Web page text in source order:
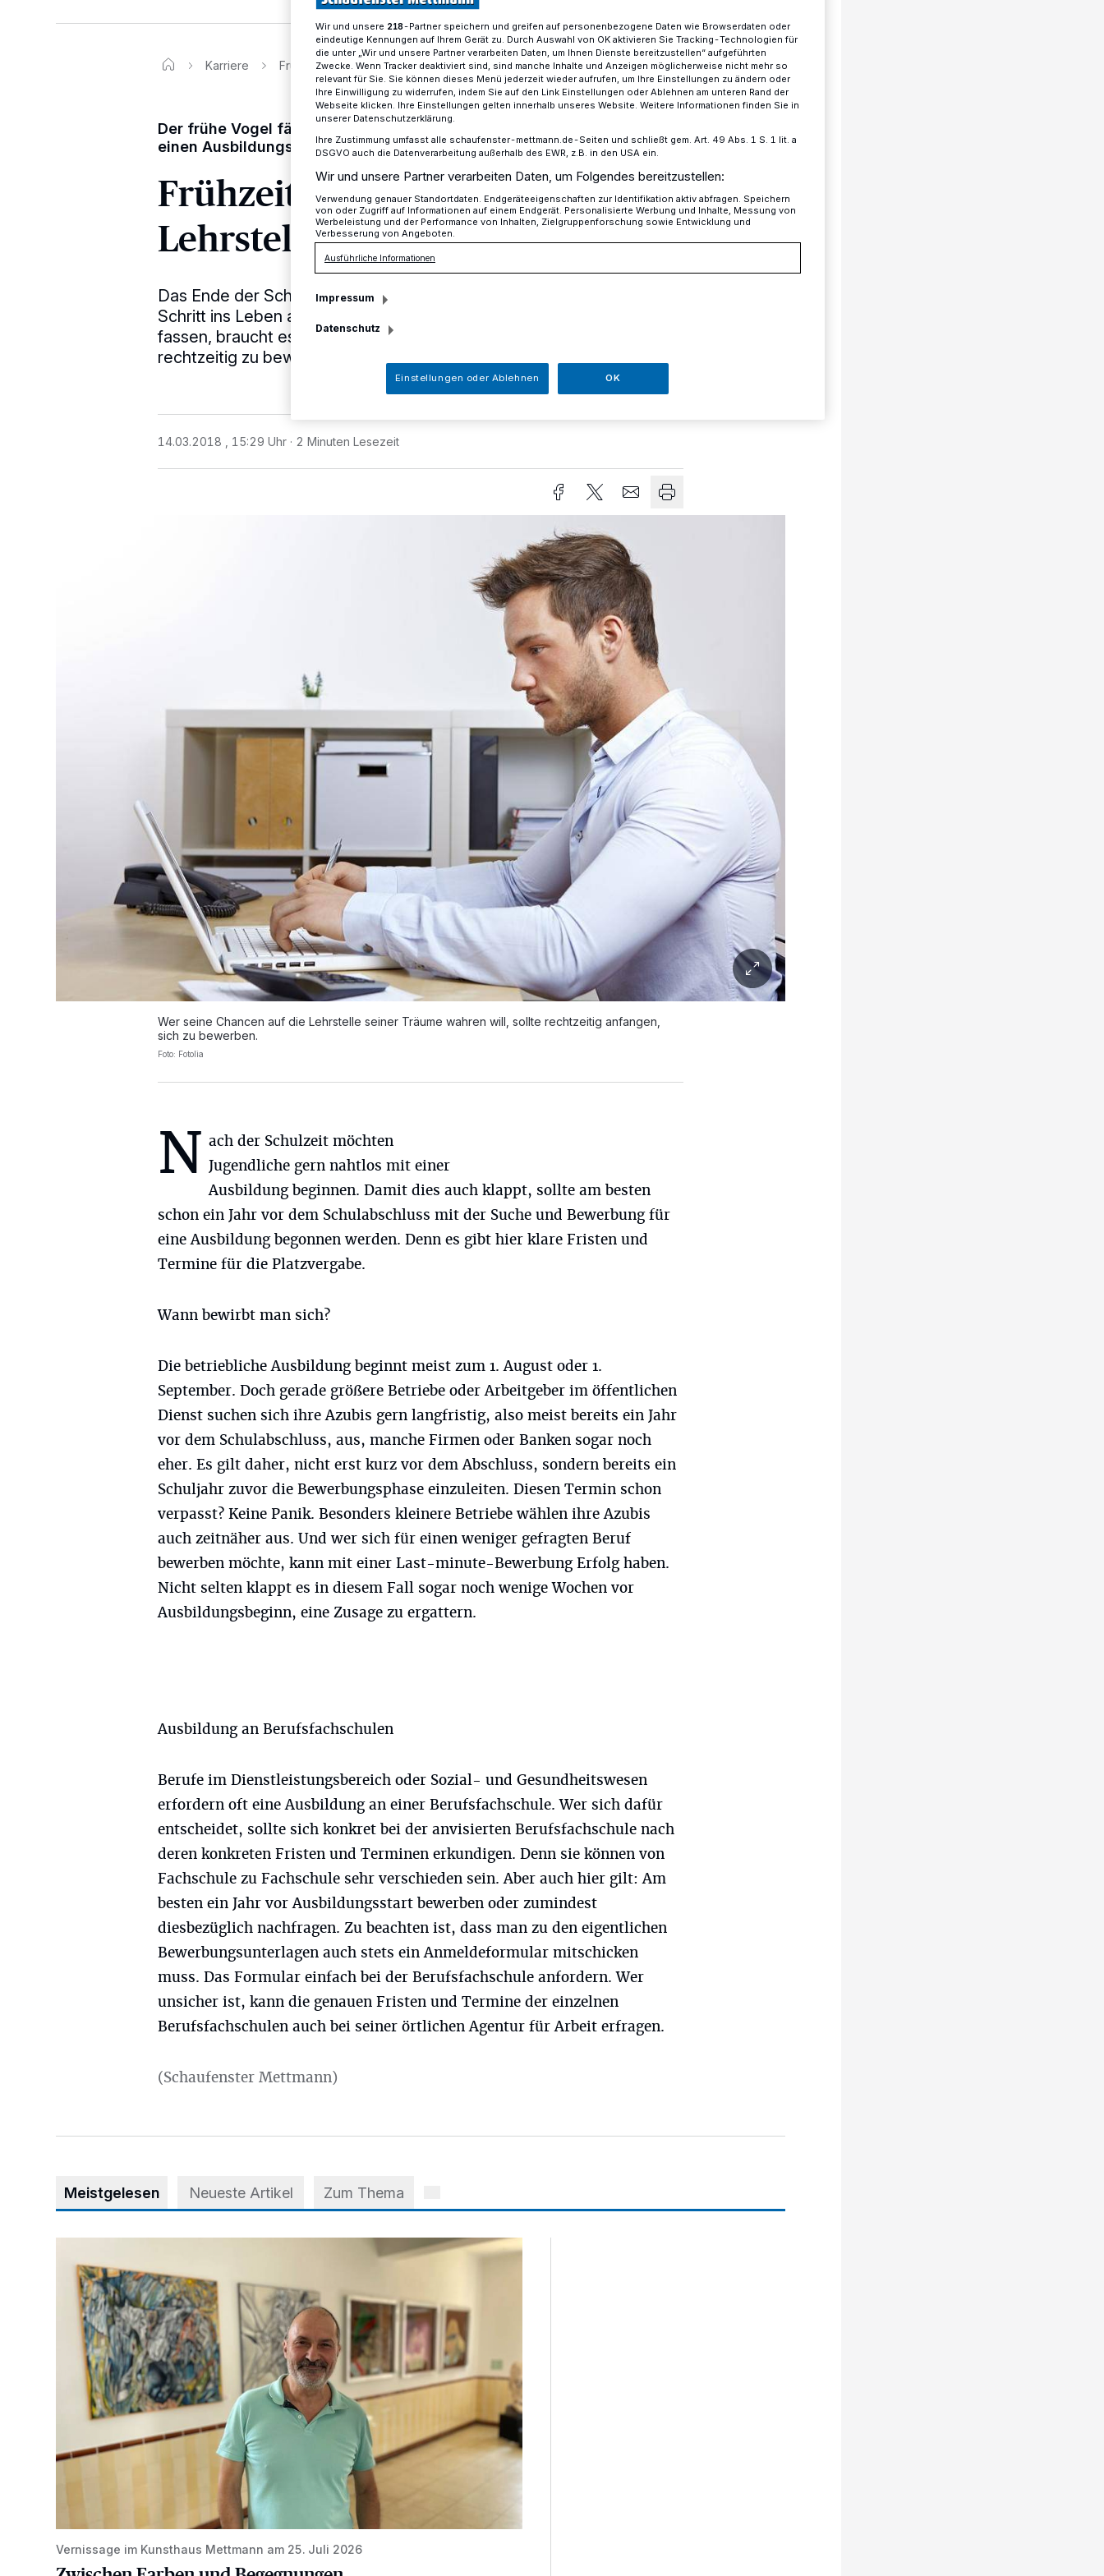
Karriere Frühzeitig bewerben & Lehrstelle sichern
Der frühe Vogel fängt den Wurm — das gilt auch bei der Bewerbung um
einen Ausbildungsplatz
Frühzeitig bewerben &
Lehrstelle sichern
Das Ende der Schulzeit wird meist heiß ersehnt, ist aber nur der erste
Schritt ins Leben als Erwachsener. Denn um in der Jobwelt Fuß zu
fassen, braucht es eine gute Ausbildung. Und dafür gilt es, sich
rechtzeitig zu bewerben.
14.03.2018 , 15:29 Uhr 2 Minuten Lesezeit
Wer seine Chancen auf die Lehrstelle seiner Träume wahren will, sollte rechtzeitig anfangen,
sich zu bewerben.
Foto: Fotolia
N ach der Schulzeit möchten
Jugendliche gern nahtlos mit einer
Ausbildung beginnen. Damit dies auch klappt, sollte am besten
schon ein Jahr vor dem Schulabschluss mit der Suche und Bewerbung für
eine Ausbildung begonnen werden. Denn es gibt hier klare Fristen und
Termine für die Platzvergabe.
Wann bewirbt man sich?
Die betriebliche Ausbildung beginnt meist zum 1. August oder 1.
September. Doch gerade größere Betriebe oder Arbeitgeber im öffentlichen
Dienst suchen sich ihre Azubis gern langfristig, also meist bereits ein Jahr
vor dem Schulabschluss, aus, manche Firmen oder Banken sogar noch
eher. Es gilt daher, nicht erst kurz vor dem Abschluss, sondern bereits ein
Schuljahr zuvor die Bewerbungsphase einzuleiten. Diesen Termin schon
verpasst? Keine Panik. Besonders kleinere Betriebe wählen ihre Azubis
auch zeitnäher aus. Und wer sich für einen weniger gefragten Beruf
bewerben möchte, kann mit einer Last-minute-Bewerbung Erfolg haben.
Nicht selten klappt es in diesem Fall sogar noch wenige Wochen vor
Ausbildungsbeginn, eine Zusage zu ergattern.
Ausbildung an Berufsfachschulen
Berufe im Dienstleistungsbereich oder Sozial- und Gesundheitswesen
erfordern oft eine Ausbildung an einer Berufsfachschule. Wer sich dafür
entscheidet, sollte sich konkret bei der anvisierten Berufsfachschule nach
deren konkreten Fristen und Terminen erkundigen. Denn sie können von
Fachschule zu Fachschule sehr verschieden sein. Aber auch hier gilt: Am
besten ein Jahr vor Ausbildungsstart bewerben oder zumindest
diesbezüglich nachfragen. Zu beachten ist, dass man zu den eigentlichen
Bewerbungsunterlagen auch stets ein Anmeldeformular mitschicken
muss. Das Formular einfach bei der Berufsfachschule anfordern. Wer
unsicher ist, kann die genauen Fristen und Termine der einzelnen
Berufsfachschulen auch bei seiner örtlichen Agentur für Arbeit erfragen.
(Schaufenster Mettmann)
Meistgelesen Neueste Artikel Zum Thema
Vernissage im Kunsthaus Mettmann am 25. Juli 2026
Wir und unsere 218-Partner speichern und greifen auf personenbezogene Daten wie Browserdaten oder
eindeutige Kennungen auf Ihrem Gerät zu. Durch Auswahl von OK aktivieren Sie Tracking-Technologien für
die unter „Wir und unsere Partner verarbeiten Daten, um Ihnen Dienste bereitzustellen“ aufgeführten
Zwecke. Wenn Tracker deaktiviert sind, sind manche Inhalte und Anzeigen möglicherweise nicht mehr so
relevant für Sie. Sie können dieses Menü jederzeit wieder aufrufen, um Ihre Einstellungen zu ändern oder
Ihre Einwilligung zu widerrufen, indem Sie auf den Link Einstellungen oder Ablehnen am unteren Rand der
Webseite klicken. Ihre Einstellungen gelten innerhalb unseres Website. Weitere Informationen finden Sie in
unserer Datenschutzerklärung.
Ihre Zustimmung umfasst alle schaufenster-mettmann.de-Seiten und schließt gem. Art. 49 Abs. 1 S. 1 lit. a
DSGVO auch die Datenverarbeitung außerhalb des EWR, z.B. in den USA ein.
Wir und unsere Partner verarbeiten Daten, um Folgendes bereitzustellen:
Verwendung genauer Standortdaten. Endgeräteeigenschaften zur Identifikation aktiv abfragen. Speichern
von oder Zugriff auf Informationen auf einem Endgerät. Personalisierte Werbung und Inhalte, Messung von
Werbeleistung und der Performance von Inhalten, Zielgruppenforschung sowie Entwicklung und
Verbesserung von Angeboten.
Ausführliche Informationen
Impressum
Datenschutz
Einstellungen oder Ablehnen OK